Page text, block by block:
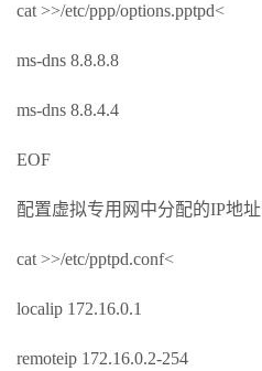
cat >>/etc/ppp/options.pptpd<
ms-dns 8.8.8.8
ms-dns 8.8.4.4
EOF
配置虚拟专用网中分配的IP地址
cat >>/etc/pptpd.conf<
localip 172.16.0.1
remoteip 172.16.0.2-254